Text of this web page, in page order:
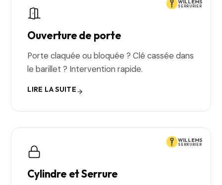
WILLEMS
SERRURIER
Ouverture de porte
Porte claquée ou bloquée ? Clé cassée dans
le barillet ? Intervention rapide.
LIRE LA SUITE
WILLEMS
SERRURIER
Cylindre et Serrure